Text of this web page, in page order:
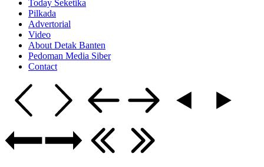
Today Seketika
Pilkada
Advertorial
Video
About Detak Banten
Pedoman Media Siber
Contact